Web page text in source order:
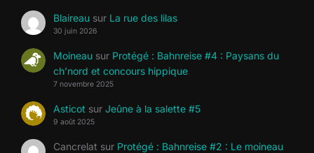
Blaireausur La rue des lilas
30 juin 2026
Moineausur Protégé : Bahnreise #4 : Paysans du
ch’nord et concours hippique
7 novembre 2025
Asticot sur Jeûne à la salette #5
9 août 2025
Cancrelat sur Protégé : Bahnreise #2 : Le moineau